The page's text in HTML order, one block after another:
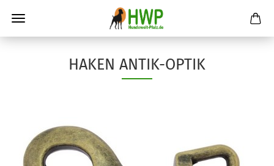
HAKEN ANTIK-OPTIK